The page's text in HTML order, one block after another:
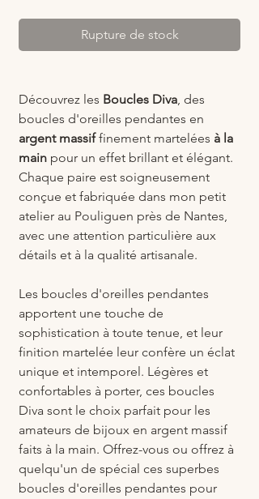
Rupture de stock
Découvrez les Boucles Diva, des
boucles d'oreilles pendantes en
argent massiffinement martelées à la
main pour un effet brillant et élégant.
Chaque paire est soigneusement
conçue et fabriquée dans mon petit
atelier au Pouliguen près de Nantes,
avec une attention particulière aux
détails et à la qualité artisanale.
Les boucles d'oreilles pendantes
apportent une touche de
sophistication à toute tenue, et leur
finition martelée leur confère un éclat
unique et intemporel. Légères et
confortables à porter, ces boucles
Diva sont le choix parfait pour les
amateurs de bijoux en argent massif
faits à la main. Offrez-vous ou offrez à
quelqu'un de spécial ces superbes
boucles d'oreilles pendantes pour